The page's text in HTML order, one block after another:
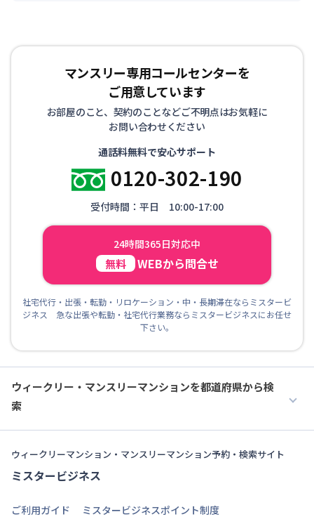
マンスリー専用コールセンターを
ご用意しています
お部屋のこと、契約のことなどご不明点はお気軽に
お問い合わせください
通話料無料で安心サポート
0120-302-190
受付時間：平日 10:00-17:00
24時間365日対応中
無料 WEBから問合せ
社宅代行・出張・転勤・リロケーション・中・長期滞在ならミスタービ
ジネス 急な出張や転勤・社宅代行業務ならミスタービジネスにお任せ
下さい。
ウィークリー・マンスリーマンションを都道府県から検
索
ウィークリーマンション・マンスリーマンション予約・検索サイト
ミスタービジネス
ご利用ガイド ミスタービジネスポイント制度